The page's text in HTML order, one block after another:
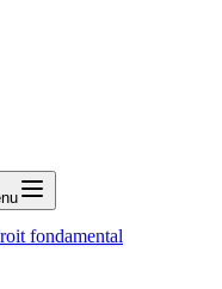
fondamental